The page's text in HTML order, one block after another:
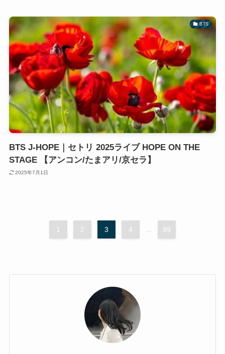
BTS
BTS J-HOPE｜セトリ 2025ライブ HOPE ON THE
STAGE 【アンコン/たまアリ/京セラ】
2025年7月1日
1 2 3 4 ... 99